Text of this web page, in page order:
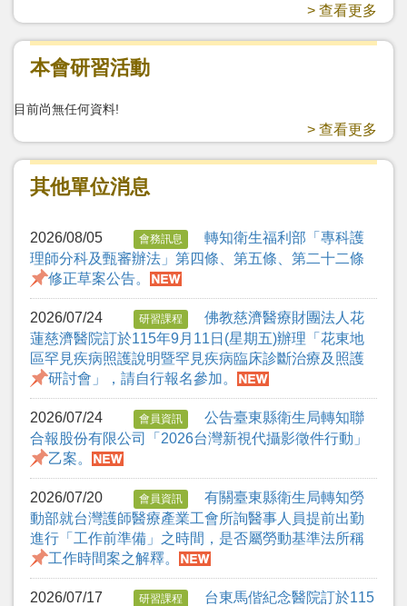
> 查看更多
本會研習活動
目前尚無任何資料!
> 查看更多
其他單位消息
2026/08/05 會務訊息
轉知衛生福利部「專科護
理師分科及甄審辦法」第四條、第五條、第二十二條
修正草案公告。
2026/07/24 研習課程
佛教慈濟醫療財團法人花
蓮慈濟醫院訂於115年9月11日(星期五)辦理「花東地
區罕見疾病照護說明暨罕見疾病臨床診斷治療及照護
研討會」，請自行報名參加。
2026/07/24 會員資訊
公告臺東縣衛生局轉知聯
合報股份有限公司「2026台灣新視代攝影徵件行動」
乙案。
2026/07/20 會員資訊
有關臺東縣衛生局轉知勞
動部就台灣護師醫療產業工會所詢醫事人員提前出勤
進行「工作前準備」之時間，是否屬勞動基準法所稱
工作時間案之解釋。
2026/07/17 研習課程
台東馬偕紀念醫院訂於115